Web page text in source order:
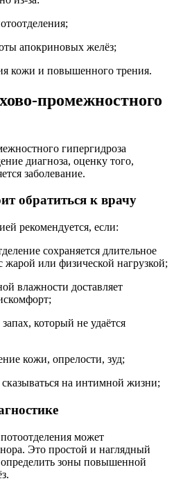
апокриновых желёз;
кожи и повышенного трения.
промежностного
гипергидроза
диагноза, оценку того,
заболевание.
обратиться к врачу
рекомендуется, если:
сохраняется длительное
жарой или физической нагрузкой;
влажности доставляет
который не удаётся
кожи, опрелости, зуд;
сказываться на интимной жизни;
может
Это простой и наглядный
зоны повышенной